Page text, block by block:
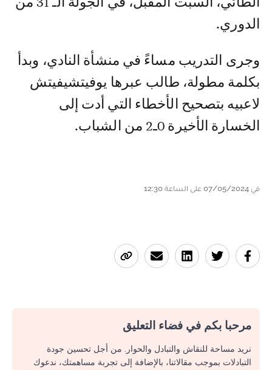
الدوري.
وجرى التدريب مساءً في منشأة النادي، وبدأ
بكلمة مطولة، طالب عبرها يوفيتشيفيتش
لاعبيه بتصحيح الأخطاء التي أدت إلى
الخسارة الأخيرة 0ـ2 من الشباب.
في 07/05/2024 على الساعة 12:30
مرحبا بكم في فضاء التعليق
نريد مساحة للنقاش والتبادل والحوار. من أجل تحسين جودة
التبادلات بموجب مقالاتنا، بالإضافة إلى تجربة مساهمتك، ندعوك